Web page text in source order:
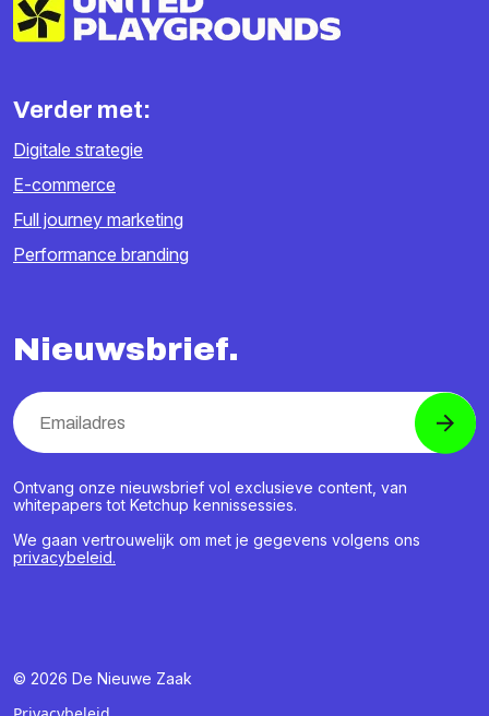
Verder met:
Digitale strategie
E-commerce
Full journey marketing
Performance branding
Nieuwsbrief.
Ontvang onze nieuwsbrief vol exclusieve content, van
whitepapers tot Ketchup kennissessies.
We gaan vertrouwelijk om met je gegevens volgens ons
privacybeleid.
© 2026 De Nieuwe Zaak